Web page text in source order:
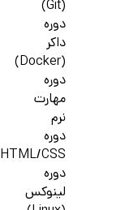
(Git)
دوره
داکر
(Docker)
دوره
مهارت
نرم
دوره
HTML/CSS
دوره
لینوکس